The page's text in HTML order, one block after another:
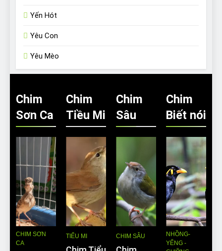
Yến Hót
Yêu Con
Yêu Mèo
Chim
Sơn Ca
CHIM SƠN
CA
Chim
Tiều Mi
TIỂU MI
Chim
Sâu
CHIM SÂU
Chim
Biết nói
NHỒNG-
YỂNG -